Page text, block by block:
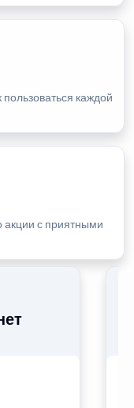
каждой
акции с приятными